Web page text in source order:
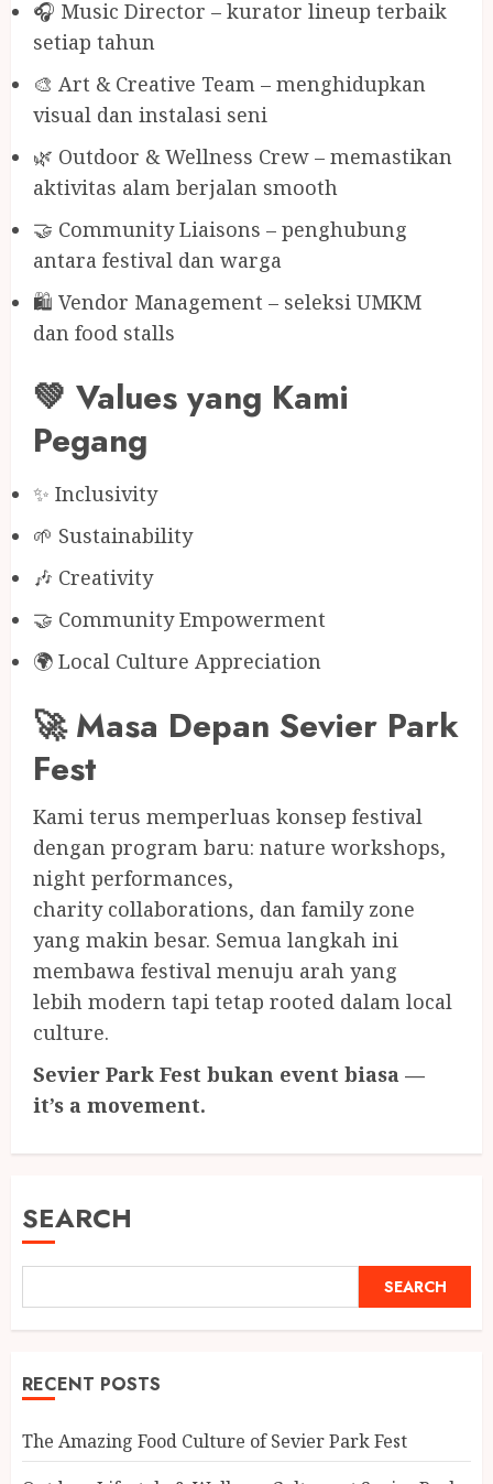
🎧 Music Director – kurator lineup terbaik
setiap tahun
🎨 Art & Creative Team – menghidupkan
visual dan instalasi seni
🌿 Outdoor & Wellness Crew – memastikan
aktivitas alam berjalan smooth
🤝 Community Liaisons – penghubung
antara festival dan warga
🛍️ Vendor Management – seleksi UMKM
dan food stalls
💚 Values yang Kami
Pegang
✨ Inclusivity
🌱 Sustainability
🎶 Creativity
🤝 Community Empowerment
🌍 Local Culture Appreciation
🚀 Masa Depan Sevier Park
Fest
Kami terus memperluas konsep festival
dengan program baru: nature workshops,
night performances,
charity collaborations, dan family zone
yang makin besar. Semua langkah ini
membawa festival menuju arah yang
lebih modern tapi tetap rooted dalam local
culture.
Sevier Park Fest bukan event biasa —
it’s a movement.
SEARCH
SEARCH
RECENT POSTS
The Amazing Food Culture of Sevier Park Fest